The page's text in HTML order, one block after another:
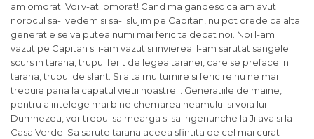
am omorat. Voi v-ati omorat! Cand ma gandesc ca am avut
norocul sa-l vedem si sa-l slujim pe Capitan, nu pot crede ca alta
generatie se va putea numi mai fericita decat noi. Noi l-am
vazut pe Capitan si i-am vazut si invierea. I-am sarutat sangele
scurs in tarana, trupul ferit de legea taranei, care se preface in
tarana, trupul de sfant. Si alta multumire si fericire nu ne mai
trebuie pana la capatul vietii noastre… Generatiile de maine,
pentru a intelege mai bine chemarea neamului si voia lui
Dumnezeu, vor trebui sa mearga si sa ingenunche la Jilava si la
Casa Verde. Sa sarute tarana aceea sfintita de cel mai curat